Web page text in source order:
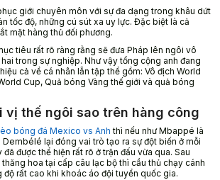
giới chuyên môn với sự đa dạng trong khâu dứt
tốc độ, những cú sút xa uy lực. Đặc biệt là cả
mặt hàng thủ đối phương.
tiêu rất rõ ràng rằng sẽ đưa Pháp lên ngôi vô
trong sự nghiệp. Như vậy tổng cộng anh đang
cả về cá nhân lẫn tập thể gồm: Vô địch World
Cup, Quả bóng Vàng thế giới và quả bóng
vị thế ngôi sao trên hàng công
bóng đá Mexico vs Anh thì nếu như Mbappé là
lại đóng vai trò tạo ra sự đột biến ở mỗi
được thể hiện rất rõ ở trận đấu vừa qua. Sau
hoa tại cấp câu lạc bộ thì cầu thủ chạy cánh
rất cao khi khoác áo đội tuyển quốc gia.